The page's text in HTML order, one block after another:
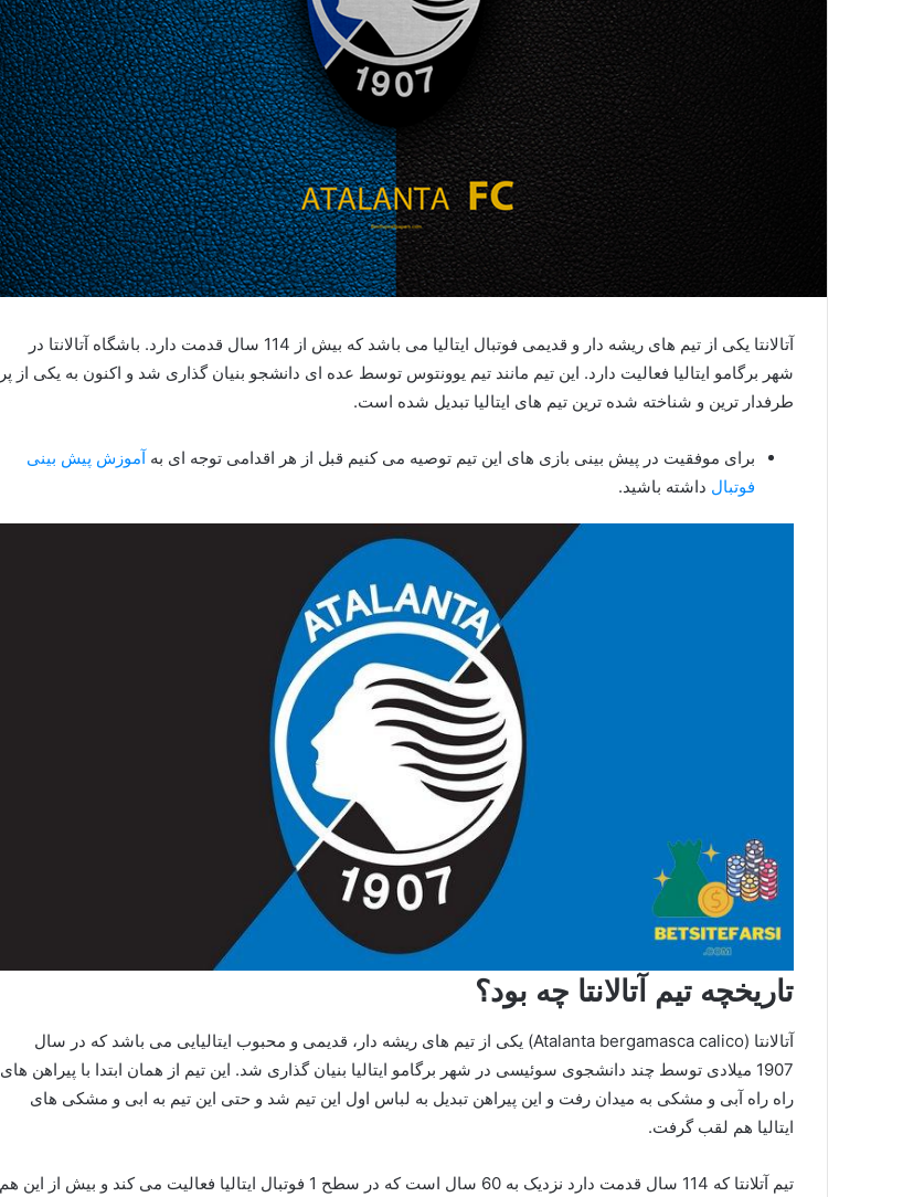
آتالانتا یکی از تیم های ریشه دار و قدیمی فوتبال ایتالیا می باشد که بیش از 114 سال قدمت دارد. باشگاه آتالانتا در
شهر برگامو ایتالیا فعالیت دارد. این تیم مانند تیم یوونتوس توسط عده ای دانشجو بنیان گذاری شد و اکنون به یکی از پر
طرفدار ترین و شناخته شده ترین تیم های ایتالیا تبدیل شده است.
برای موفقیت در پیش بینی بازی های این تیم توصیه می کنیم قبل از هر اقدامی توجه ای بهآموزش پیش بینی
فوتبال داشته باشید.
تاریخچه تیم آتالانتا چه بود؟
آتالانتا (Atalanta bergamasca calico) یکی از تیم های ریشه دار، قدیمی و محبوب ایتالیایی می باشد که در سال
1907 میلادی توسط چند دانشجوی سوئیسی در شهر برگامو ایتالیا بنیان گذاری شد. این تیم از همان ابتدا با پیراهن های
راه راه آبی و مشکی به میدان رفت و این پیراهن تبدیل به لباس اول این تیم شد و حتی این تیم به ابی و مشکی های
ایتالیا هم لقب گرفت.
تیم آتلانتا که 114 سال قدمت دارد نزدیک به 60 سال است که در سطح 1 فوتبال ایتالیا فعالیت می کند و بیش از این هم